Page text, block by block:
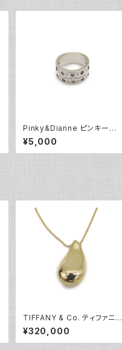
Pinky&Dianne ピンキーア
ンドダイアン シルバーリング
指輪 9号 Y04624
¥5,000
TIFFANY & Co. ティファニー
K18 エルサペレッティ ドロッ
プペンダント ネックレス 18金
アズキチェーン Y05240
¥320,000